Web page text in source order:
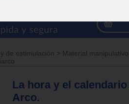
de estimulación > Material manipulativo
La hora y el
Arco.